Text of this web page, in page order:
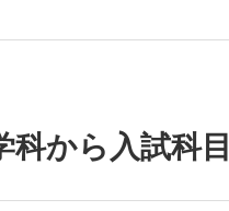
科から入試科